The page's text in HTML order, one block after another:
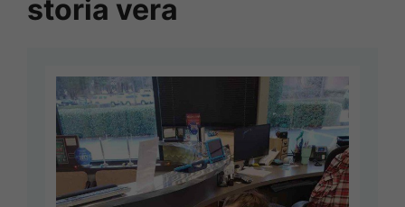
storia vera